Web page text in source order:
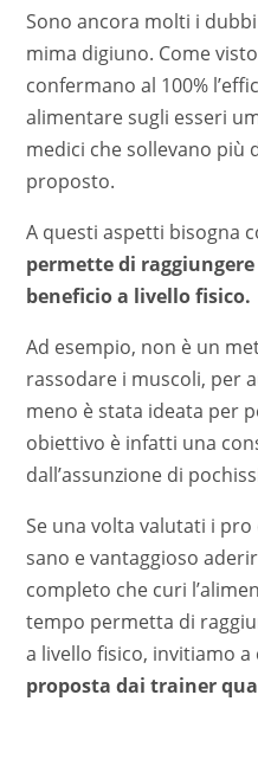
Sono ancora molti i
mima digiuno. Come
confermano al 100%
alimentare sugli esseri
medici che sollevano più
proposto.
A questi aspetti bisogna
permette di
beneficio a livello fisico.
Ad esempio, non è un
rassodare i muscoli, per
meno è stata ideata per
obiettivo è infatti una
dall’assunzione di
Se una volta valutati i
sano e vantaggioso
completo che curi
tempo permetta di
a livello fisico, invitiamo
proposta dai trainer